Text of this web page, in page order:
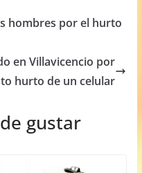
hombres por el hurto
en Villavicencio por
hurto de un celular
gustar